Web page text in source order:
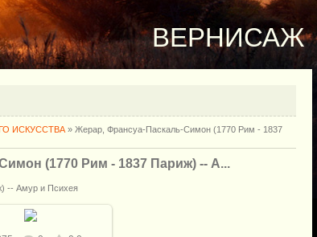
ВЕРНИСАЖ
ИСКУССТВА » Жерар, Франсуа-Паскаль-Симон (1770 Рим - 1837
(1770 Рим - 1837 Париж) -- А...
-- Амур и Психея